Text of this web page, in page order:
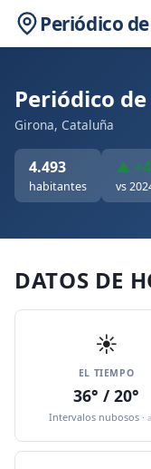
Periódico
Periódico
Girona, Cataluña
4.493
habitantes
▲
vs
DATOS DE
☀️
EL TIEMPO
36° / 20°
Intervalos nubosos ·